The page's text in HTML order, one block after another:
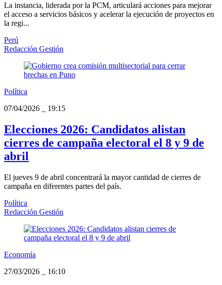
La instancia, liderada por la PCM, articulará acciones para mejorar
el acceso a servicios básicos y acelerar la ejecución de proyectos en
la regi...
Perú
Redacción Gestión
Política
07/04/2026
19:15
Elecciones 2026: Candidatos alistan
cierres de campaña electoral el 8 y 9 de
abril
El jueves 9 de abril concentrará la mayor cantidad de cierres de
campaña en diferentes partes del país.
Política
Redacción Gestión
Economía
27/03/2026
16:10